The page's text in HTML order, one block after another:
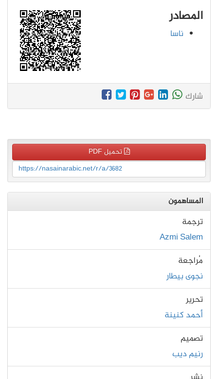
المصادر
ناسا
شارك
تحميل PDF
https://nasainarabic.net/r/a/3682
المساهمون
ترجمة
Azmi Salem
مُراجعة
نجوى بيطار
تحرير
أحمد كنينة
تصميم
رنيم ديب